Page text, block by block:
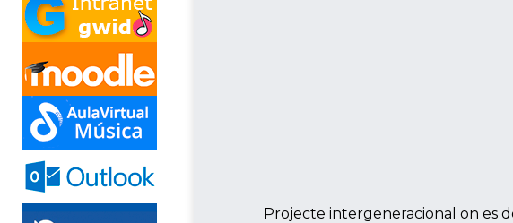
Projecte intergeneracional on es